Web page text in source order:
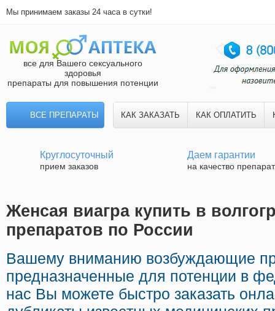
Мы принимаем заказы 24 часа в сутки!
все для Вашего сексуального
здоровья
препараты для повышения потенции
ВСЕ ПРЕПАРАТЫ КАК ЗАКАЗАТЬ КАК ОПЛАТИТЬ
Круглосуточный
прием заказов
Даем гарантии
на качество
Женсая виагра купить в
препаратов по России
Вашему вниманию возбуждающие
предназначенные для потенции в
нас Вы можете быстро заказать